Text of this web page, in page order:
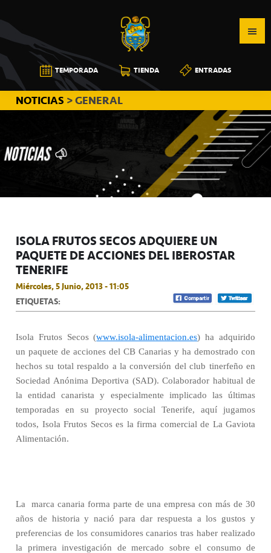
a
la
navegación
principal
al
contenido
principal
a
la
barra
lateral
principal
CB
CANARIAS
TEMPORADA TIENDA ENTRADAS
NOTICIAS > GENERAL
ISOLA FRUTOS SECOS ADQUIERE UN
PAQUETE DE ACCIONES DEL IBEROSTAR
TENERIFE
Miércoles, 5 Junio, 2013 - 11:05
ETIQUETAS:
Isola Frutos Secos (www.isola-alimentacion.es) ha adquirido
un paquete de acciones del CB Canarias y ha demostrado con
hechos su total respaldo a la conversión del club tinerfeño en
Sociedad Anónima Deportiva (SAD). Colaborador habitual de
la entidad canarista y especialmente implicado las últimas
temporadas en su proyecto social Tenerife, aquí jugamos
todos, Isola Frutos Secos es la firma comercial de La Gaviota
Alimentación.
La
marca canaria forma parte de una empresa con más de 30
años de historia y nació para dar respuesta a los gustos y
preferencias de los consumidores canarios tras haber realizado
la primera investigación de mercado sobre el consumo de